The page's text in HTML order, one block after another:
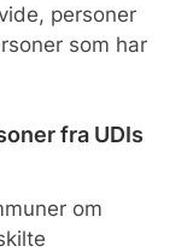
personer
som har
fra UDIs
om